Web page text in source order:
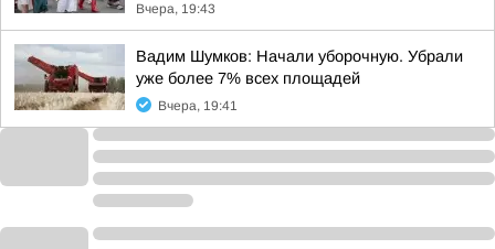
Вчера, 19:43
Вадим Шумков: Начали уборочную. Убрали
уже более 7% всех площадей
Вчера, 19:41